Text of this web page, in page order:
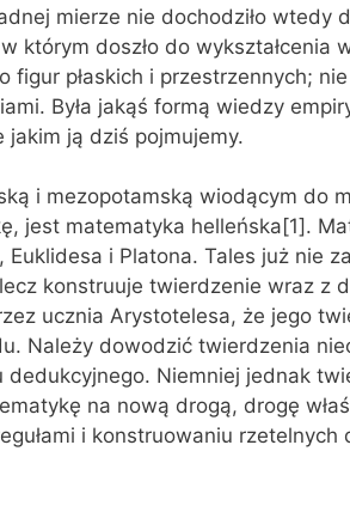
mierze nie dochodziło wtedy
którym doszło do wykształcenia
płaskich i przestrzennych;
Była jakąś formą wiedzy
jakim ją dziś pojmujemy.
i mezopotamską wiodącym do
jest matematyka helleńska[1].
Euklidesa i Platona. Tales już nie
konstruuje twierdzenie wraz z
ucznia Arystotelesa, że jego
Należy dowodzić twierdzenia
dedukcyjnego. Niemniej jednak
na nową drogą, drogę
i konstruowaniu rzetelnych